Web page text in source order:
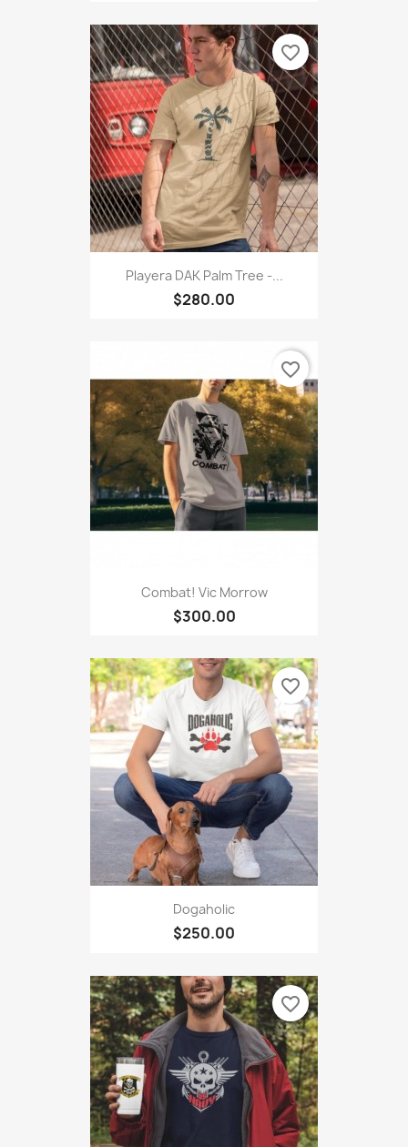
Playera DAK Palm Tree -...
$280.00
favorite_border
Combat! Vic Morrow
$300.00
favorite_border
Dogaholic
$250.00
favorite_border
favorite_border